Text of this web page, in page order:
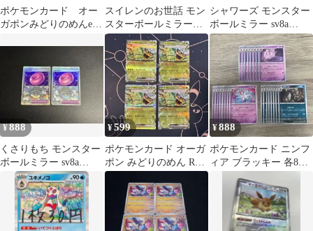
ポケモンカード オー
ガポンみどりのめんex
スイレンのお世話 モン
スターボールミラー
sv8a 168/187 4枚 #6
シャワーズ モンスター
ボールミラー sv8a
030/187
¥888
くさりもち モンスター
ボールミラー sv8a
154/187 2枚セット
¥599
ポケモンカード オーガ
ポン みどりのめん RR
020/187 sv8a 4枚
¥888
ポケモンカード ニンフ
ィア ブラッキー 各8枚